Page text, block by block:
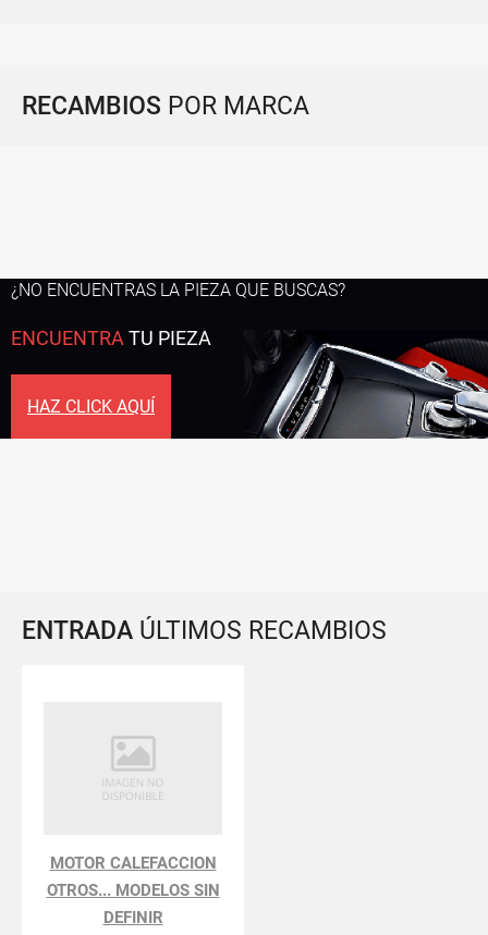
RECAMBIOS POR MARCA
¿NO ENCUENTRAS LA PIEZA QUE BUSCAS?
ENCUENTRA TU PIEZA
HAZ CLICK AQUÍ
ENTRADA ÚLTIMOS RECAMBIOS
MOTOR CALEFACCION
OTROS... MODELOS SIN
DEFINIR